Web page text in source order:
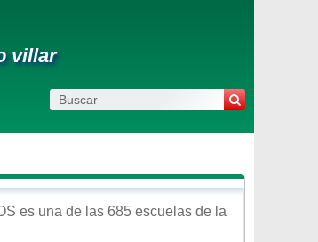
villar
es una de las 685 escuelas de la